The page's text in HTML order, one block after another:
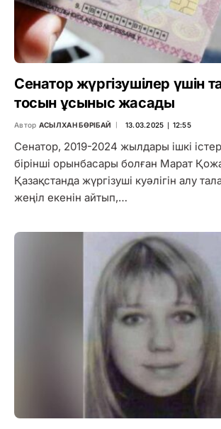
Сенатор жүргізушілер үшін
тосын ұсыныс жасады
Автор АСЫЛХАН БӨРІБАЙ 13.03.2025 ∣ 12:55
Сенатор, 2019-2024 жылдары ішкі
бірінші орынбасары болған Марат
Қазақстанда жүргізуші куәлігін алу
жеңіл екенін айтып,…